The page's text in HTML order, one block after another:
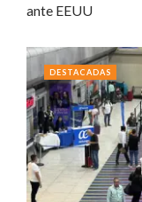
ante EEUU
DESTACADAS